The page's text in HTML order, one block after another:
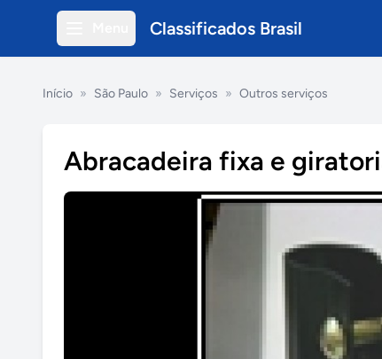
Classificados Brasil
Início » São Paulo » Serviços » Outros serviços
Abracadeira fixa e